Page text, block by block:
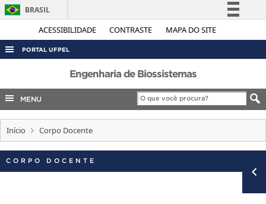
ACESSIBILIDADE CONTRASTE MAPA DO SITE
BRASIL
Simplifique!
Legislação
Canais
PORTAL UFPEL
ACESSO À INFORMAÇÃO
AUDITORIA
COBALTO
CONCURSOS
EDITAIS
INTERNACIONAL
Engenharia de Biossistemas
MENU
Início Corpo Docente
CORPO DOCENTE